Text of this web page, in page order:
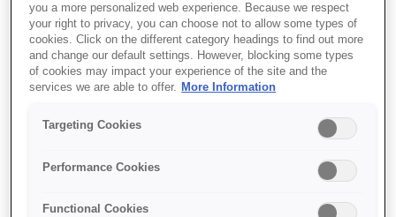
Accepts three paper sizes
you a more personalized web experience. Because we respect
your right to privacy, you can choose not to allow some types of
cookies. Click on the different category headings to find out more
and change our default settings. However, blocking some types
of cookies may impact your experience of the site and the
services we are able to offer. More Information
Targeting Cookies
Performance Cookies
Functional Cookies